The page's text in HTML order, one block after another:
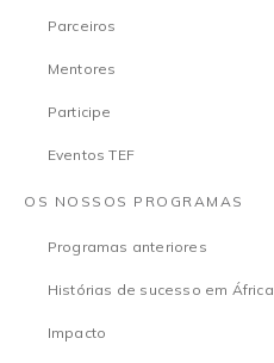
Parceiros
Mentores
Participe
Eventos TEF
OS NOSSOS PROGRAMAS
Programas anteriores
Histórias de sucesso em África
Impacto